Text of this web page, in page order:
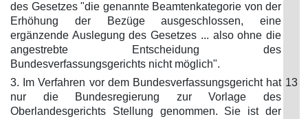
des Gesetzes "die genannte Beamtenkategorie von der
Erhöhung der Bezüge ausgeschlossen, eine
ergänzende Auslegung des Gesetzes ... also ohne die
angestrebte Entscheidung des
Bundesverfassungsgerichts nicht möglich".
3. Im Verfahren vor dem Bundesverfassungsgericht hat
nur die Bundesregierung zur Vorlage des
Oberlandesgerichts Stellung genommen. Sie ist der
13